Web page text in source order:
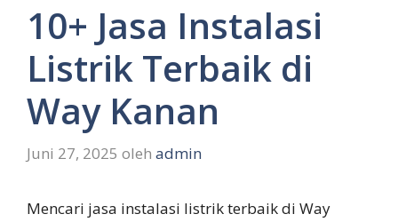
10+ Jasa Instalasi
Listrik Terbaik di
Way Kanan
Juni 27, 2025 oleh admin
Mencari jasa instalasi listrik terbaik di Way